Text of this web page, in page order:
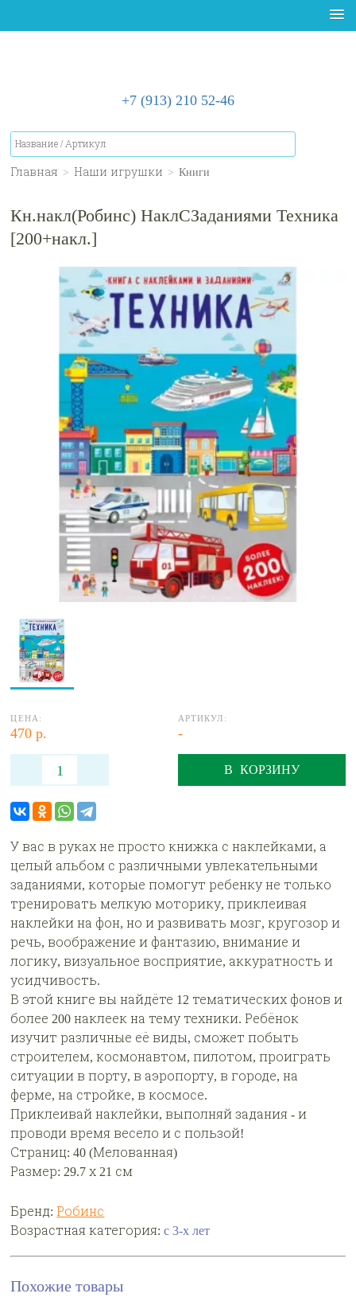
+7 (913) 210 52-46
Главная > Наши игрушки > Книги
Кн.накл(Робинс) НаклСЗаданиями Техника
[200+накл.]
ЦЕНА:
470 р.
АРТИКУЛ:
-
В КОРЗИНУ
У вас в руках не просто книжка с наклейками, а
целый альбом с различными увлекательными
заданиями, которые помогут ребенку не только
тренировать мелкую моторику, приклеивая
наклейки на фон, но и развивать мозг, кругозор и
речь, воображение и фантазию, внимание и
логику, визуальное восприятие, аккуратность и
усидчивость.
В этой книге вы найдёте 12 тематических фонов и
более 200 наклеек на тему техники. Ребёнок
изучит различные её виды, сможет побыть
строителем, космонавтом, пилотом, проиграть
ситуации в порту, в аэропорту, в городе, на
ферме, на стройке, в космосе.
Приклеивай наклейки, выполняй задания - и
проводи время весело и с пользой!
Страниц: 40 (Мелованная)
Размер: 29.7 х 21 см
Бренд:Робинс
Возрастная категория:с 3-х лет
Похожие товары